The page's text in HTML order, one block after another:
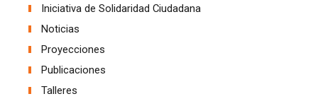
Iniciativa de Solidaridad Ciudadana
Noticias
Proyecciones
Publicaciones
Talleres